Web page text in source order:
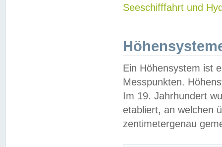
Seeschifffahrt und
Ein Höhensystem ist
Messpunkten.
Im 19. Jahrhundert
etabliert, an welchen
zentimetergenau